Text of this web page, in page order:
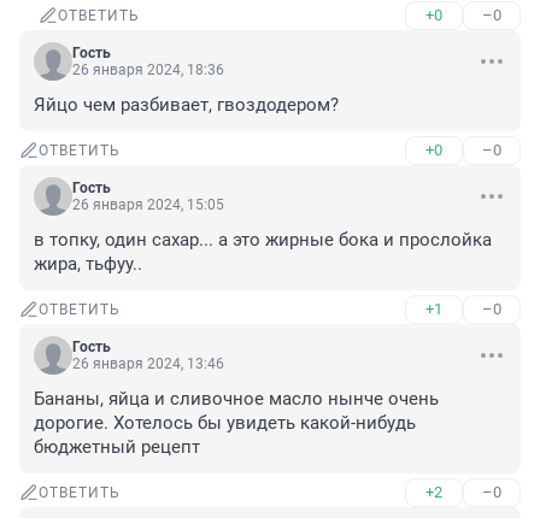
ОТВЕТИТЬ +0 –0
Гость
26 января 2024, 18:36
Яйцо чем разбивает, гвоздодером?
ОТВЕТИТЬ +0 –0
Гость
26 января 2024, 15:05
в топку, один сахар... а это жирные бока и прослойка
жира, тьфуу..
ОТВЕТИТЬ +1 –0
Гость
26 января 2024, 13:46
Бананы, яйца и сливочное масло нынче очень
дорогие. Хотелось бы увидеть какой-нибудь
бюджетный рецепт
ОТВЕТИТЬ +2 –0